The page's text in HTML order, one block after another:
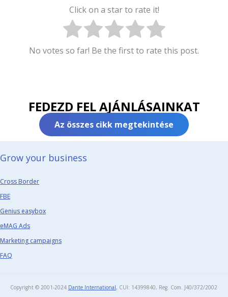
Click on a star to rate it!
No votes so far! Be the first to rate this post.
FEDEZD FEL AJÁNLÁSAINKAT
Az összes cikk megtekintése
Grow your business​
Cross Border
FBE
Genius easybox
eMAG Ads
Marketing campaigns
FAQ
Copyright © 2001-2024 Dante International, CUI: 14399840, Reg. Com. J40/372/2002​